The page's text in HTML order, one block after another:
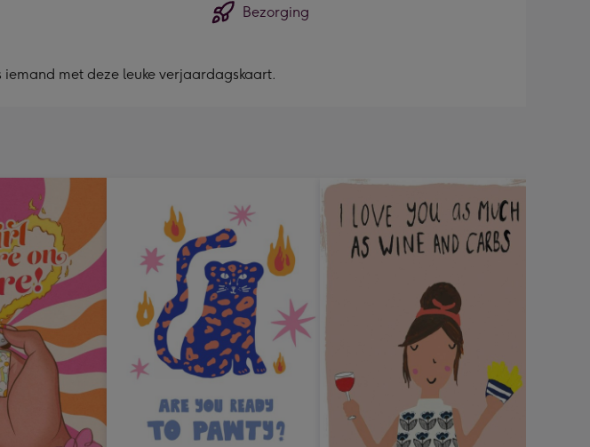
mm
Bezorging
met deze leuke verjaardagskaart.